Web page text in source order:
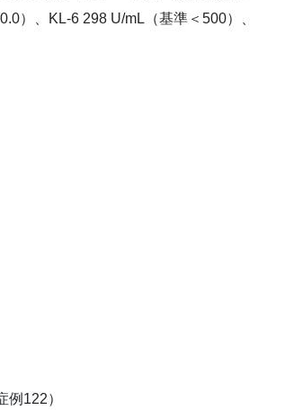
）、KL-6 298 U/mL（基準＜500）、
122）